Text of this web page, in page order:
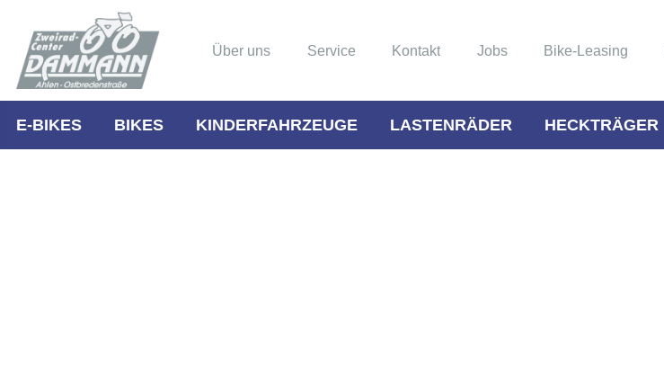
Über uns Service Kontakt Jobs Bike-Leasing
E-BIKES BIKES KINDERFAHRZEUGE LASTENRÄDER HECKTRÄGER